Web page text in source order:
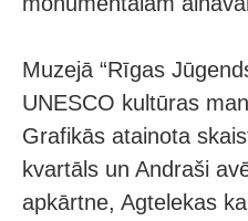
Muzejā “Rīgas
UNESCO kultūras
Grafikās atainota
kvartāls un Andraši
apkārtne, Agtelekas